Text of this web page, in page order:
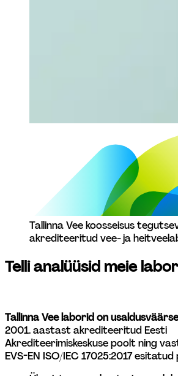
Tallinna Vee koosseisus
akrediteeritud vee- ja
Telli analüüsid meie
Tallinna Vee laborid on
2001. aastast akrediteeritud Eesti
Akrediteerimiskeskuse poolt ning
EVS-EN ISO/IEC 17025:2017